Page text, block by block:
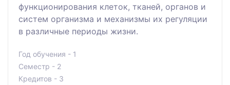
функционирования клеток, тканей, органов и
систем организма и механизмы их регуляции
в различные периоды жизни.
Год обучения - 1
Семестр - 2
Кредитов - 3